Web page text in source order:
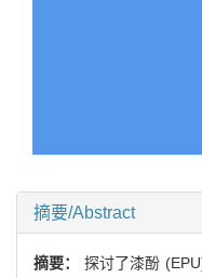
摘要/Abstract
摘要： 探讨了漆酚